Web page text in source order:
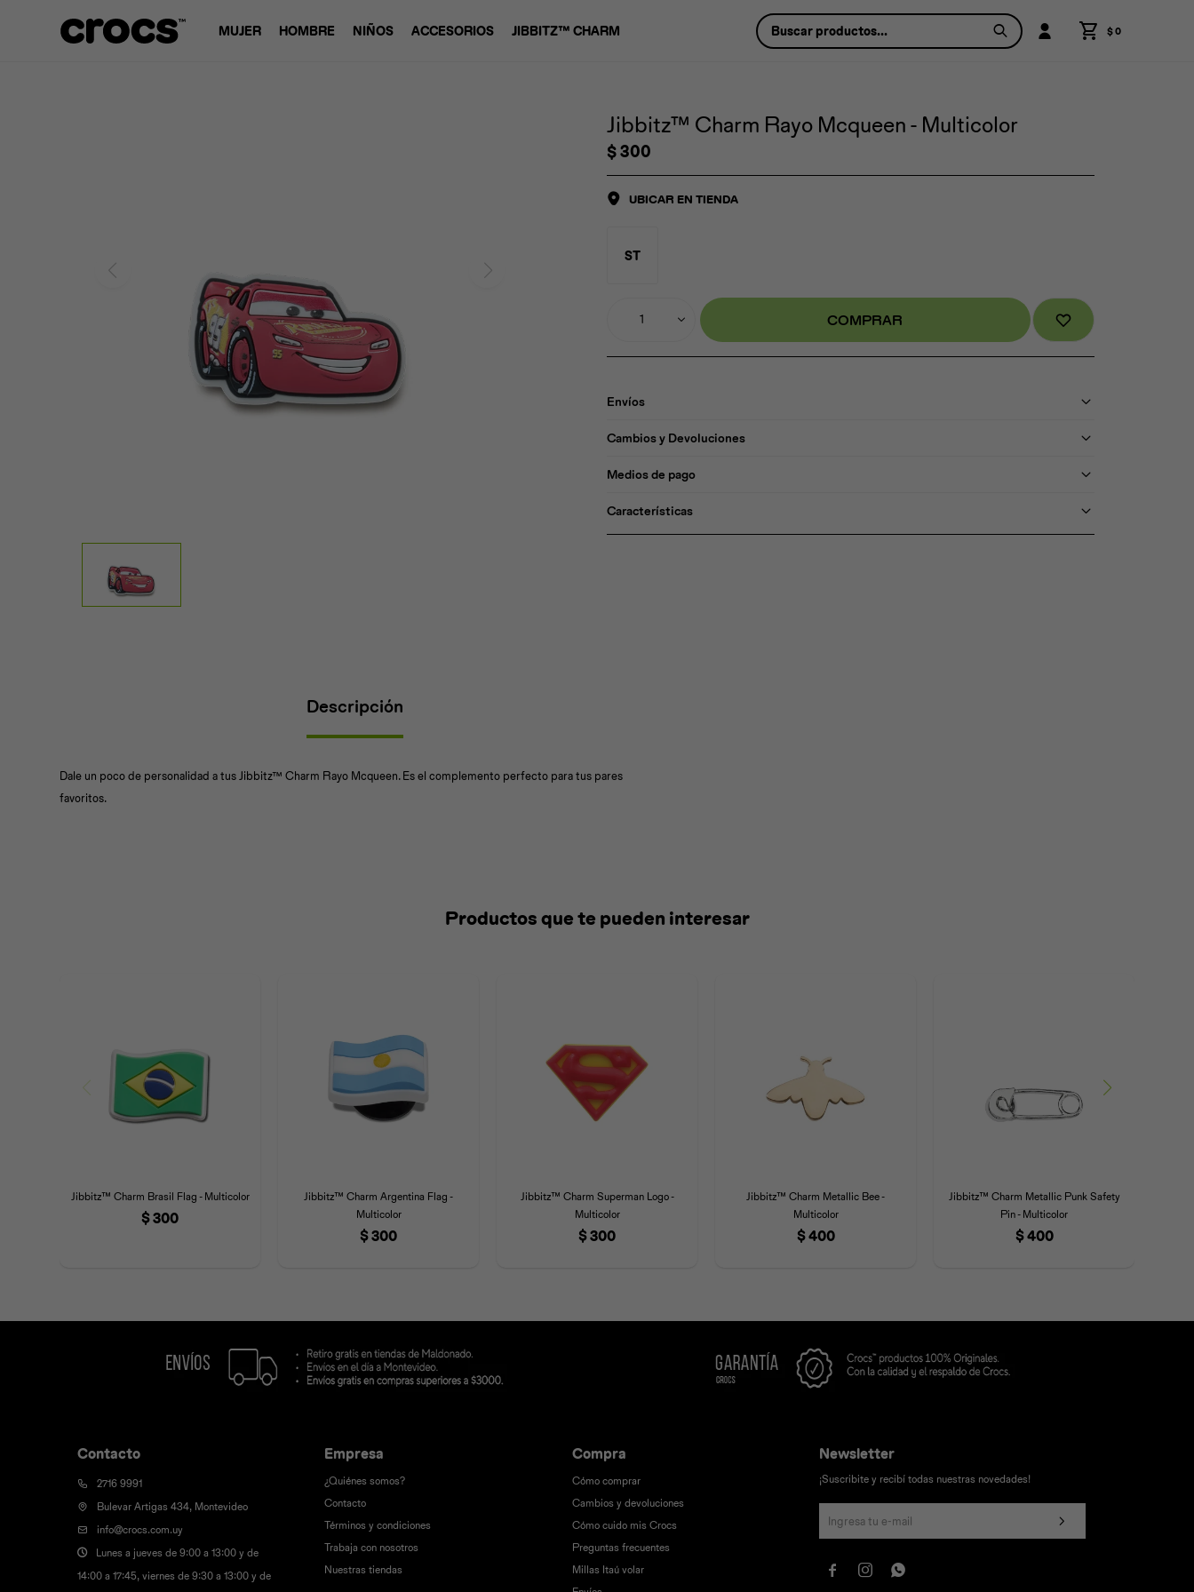
MUJER HOMBRE NIÑOS ACCESORIOS JIBBITZ™ CHARM $0
Jibbitz™ Charm Rayo Mcqueen - Multicolor
$300
UBICAR EN TIENDA
ST
1 COMPRAR
Envíos
Cambios y Devoluciones
Medios de pago
Características
Descripción
Dale un poco de personalidad a tus Jibbitz™ Charm Rayo Mcqueen. Es el complemento perfecto para tus pares
favoritos.
Productos que te pueden interesar
Jibbitz™ Charm Brasil Flag - Multicolor
$300
Jibbitz™ Charm Argentina Flag -
Multicolor
$300
Jibbitz™ Charm Superman Logo -
Multicolor
$300
Jibbitz™ Charm Metallic Bee -
Multicolor
$400
Jibbitz™ Charm Metallic Punk Safety
Pin - Multicolor
$400
Contacto
2716 9991
Bulevar Artigas 434, Montevideo
info@crocs.com.uy
Lunes a jueves de 9:00 a 13:00 y de
14:00 a 17:45, viernes de 9:30 a 13:00 y de
Empresa
¿Quiénes somos?
Contacto
Términos y condiciones
Trabaja con nosotros
Nuestras tiendas
Compra
Cómo comprar
Cambios y devoluciones
Cómo cuido mis Crocs
Preguntas frecuentes
Millas Itaú volar
Newsletter
¡Suscribite y recibí todas nuestras novedades!
  